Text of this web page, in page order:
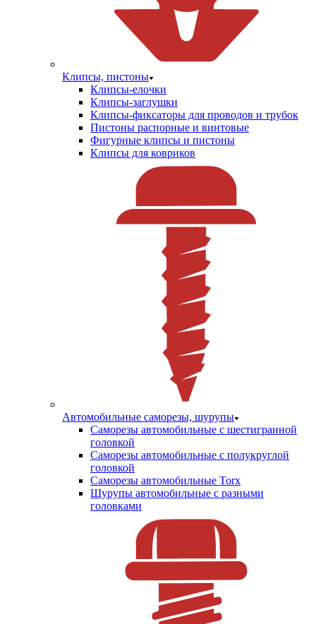
Клипсы, пистоны
Клипсы-елочки
Клипсы-заглушки
Клипсы-фиксаторы для проводов и трубок
Пистоны распорные и винтовые
Фигурные клипсы и пистоны
Клипсы для ковриков
Автомобильные саморезы, шурупы
Саморезы автомобильные с шестигранной
головкой
Саморезы автомобильные с полукруглой
головкой
Саморезы автомобильные Torx
Шурупы автомобильные с разными
головками